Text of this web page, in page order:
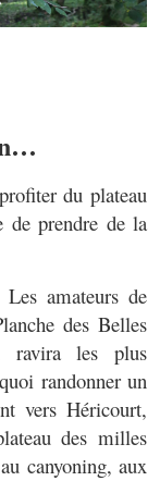
du plateau
de prendre de la
amateurs de
des Belles
ravira les plus
randonner un
vers Héricourt,
des milles
canyoning, aux